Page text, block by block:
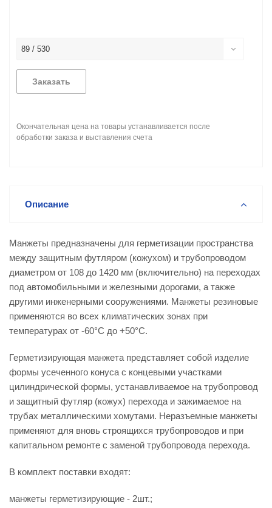
89 / 530
Заказать
Окончательная цена на товары устанавливается после
обработки заказа и выставления счета
Описание
Манжеты предназначены для герметизации пространства
между защитным футляром (кожухом) и трубопроводом
диаметром от 108 до 1420 мм (включительно) на переходах
под автомобильными и железными дорогами, а также
другими инженерными сооружениями. Манжеты резиновые
применяются во всех климатических зонах при
температурах от -60°С до +50°С.
Герметизирующая манжета представляет собой изделие
формы усеченного конуса с концевыми участками
цилиндрической формы, устанавливаемое на трубопровод
и защитный футляр (кожух) перехода и зажимаемое на
трубах металлическими хомутами. Неразъемные манжеты
применяют для вновь строящихся трубопроводов и при
капитальном ремонте с заменой трубопровода перехода.
В комплект поставки входят:
манжеты герметизирующие - 2шт.;